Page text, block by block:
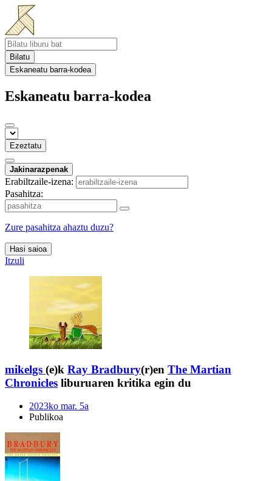
Bilatu
Eskaneatu barra-kodea
Eskaneatu barra-kodea
Ezeztatu
Jakinarazpenak
Erabiltzaile-izena:
Pasahitza:
Zure pasahitza ahaztu duzu?
Hasi saioa
Itzuli
mikelgs (e)k Ray Bradbury(r)en The Martian
Chronicles liburuaren kritika egin du
2023ko mar. 5a
Publikoa